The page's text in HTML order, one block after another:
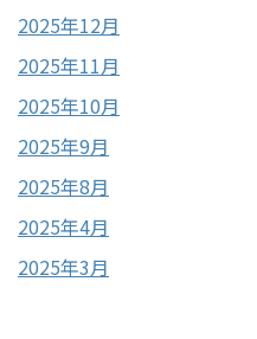
2025年12月
2025年11月
2025年10月
2025年9月
2025年8月
2025年4月
2025年3月